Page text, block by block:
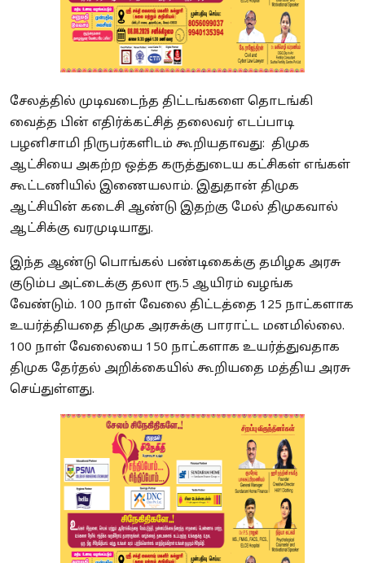
சேலத்தில் முடிவடைந்த திட்டங்களை தொடங்கி
வைத்த பின் எதிர்க்கட்சித் தலைவர் எடப்பாடி
பழனிசாமி நிருபர்களிடம் கூறியதாவது: திமுக
ஆட்சியை அகற்ற ஒத்த கருத்துடைய கட்சிகள் எங்கள்
கூட்டணியில் இணையலாம். இதுதான் திமுக
ஆட்சியின் கடைசி ஆண்டு இதற்கு மேல் திமுகவால்
ஆட்சிக்கு வரமுடியாது.
இந்த ஆண்டு பொங்கல் பண்டிகைக்கு தமிழக அரசு
குடும்ப அட்டைக்கு தலா ரூ.5 ஆயிரம் வழங்க
வேண்டும். 100 நாள் வேலை திட்டத்தை 125 நாட்களாக
உயர்த்தியதை திமுக அரசுக்கு பாராட்ட மனமில்லை.
100 நாள் வேலையை 150 நாட்களாக உயர்த்துவதாக
திமுக தேர்தல் அறிக்கையில் கூறியதை மத்திய அரசு
செய்துள்ளது.